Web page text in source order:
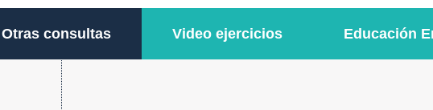
Otras consultas Video ejercicios Educación